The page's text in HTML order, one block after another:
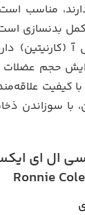
مناسب
(کارنیتین)
حجم
کیفیت
سوزاندن
ال ای
Ronnie